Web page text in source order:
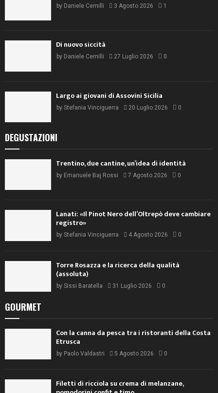
by Daniele Cernilli 3 Agosto 2026 1
Di nuovo siccità
by Daniele Cernilli 27 Luglio 2026 0
Largo ai giovani di Assovini Sicilia
by Stefania Vinciguerra 20 Luglio 2026 0
DEGUSTAZIONI
Trentino, due cantine, un’idea di identità
by Emanuele Baj Rossi 7 Agosto 2026 0
Lanati: «Il Pinot Nero dell’Oltrepò deve cambiare
registro»
by Stefania Vinciguerra 4 Agosto 2026 0
Torre Rosazza e la ricerca della qualità
(assoluta)
by Sissi Baratella 31 Luglio 2026 0
GOURMET
Con la canna da pesca tra i ristoranti della Costa
Etrusca
by Paolo Valdastri 5 Agosto 2026 0
Filetti di ricciola su crema di melanzane,